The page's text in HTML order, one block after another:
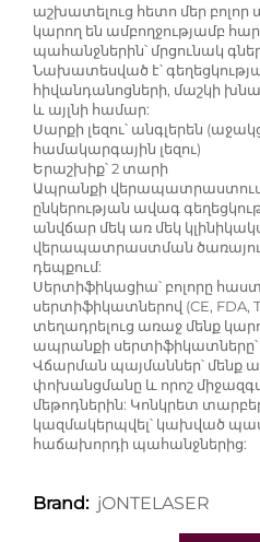
աշխատելուց հետո մեր
կարող են ամբողջությամբ
պահանջներին՝ մրցունակ
Նախատեսված է՝
հիվանդանոցների, մաշկի
և այլնի համար:
Սարքի լեզու՝ անգլերեն
համակարգային լեզու)
Երաշխիք՝ 2 տարի
Ապրանքի վերապատրաստում՝
ընկերության ավագ
անվճար մեկ առ մեկ
վերապատրաստման
դեպքում:
Սերտիֆիկացիա՝ բոլորը
սերտիֆիկատներով (CE, FDA,
տեղադրելուց առաջ մենք
ապրանքի սերտիֆիկատները՝
Վճարման պայմաններ՝ մենք
փոխանցմանը և որոշ
մեթոդներին: Կոնկրետ
կազմակերպվել՝ կախված
հաճախորդի պահանջներից:
Brand: jONTELASER